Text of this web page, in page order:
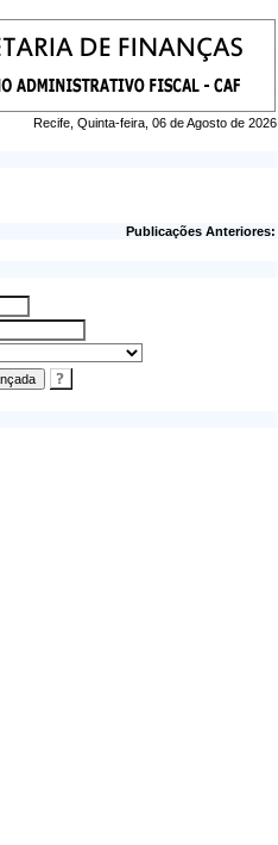
Recife, Quinta-feira, 06 de Agosto de 2026
Publicações Anteriores: